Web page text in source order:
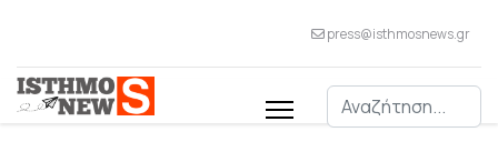
press@isthmosnews.gr
Αναζήτηση